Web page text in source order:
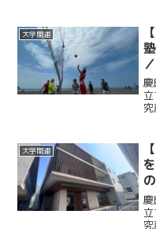
大学関連
慶
大学関連
慶